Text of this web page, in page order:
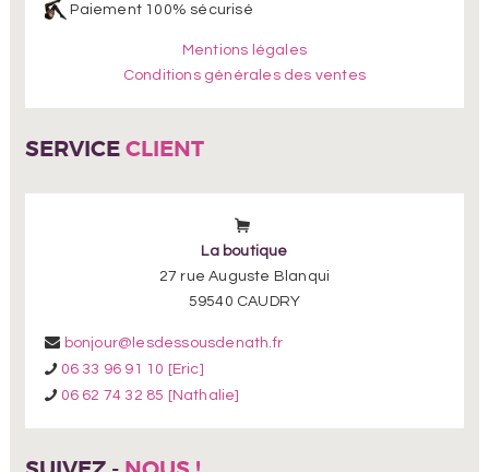
Paiement 100% sécurisé
Mentions légales
Conditions générales des ventes
SERVICE CLIENT
La boutique
27 rue Auguste Blanqui
59540 CAUDRY
bonjour@lesdessousdenath.fr
06 33 96 91 10 [Eric]
06 62 74 32 85 [Nathalie]